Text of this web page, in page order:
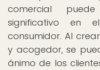
comercial
significativo en
consumidor. Al
y acogedor, se
ánimo de los